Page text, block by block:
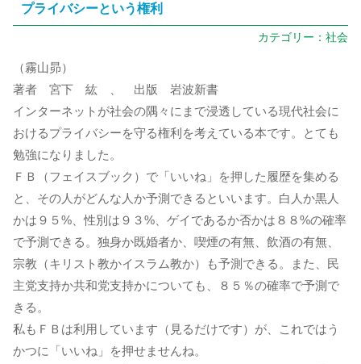
プライバシーという権利
カテゴリー： 社会
（霧山昴）
著者 宮下 紘 、 出版 岩波新書
インターネットが社会の隅々にまで浸透している現代社会に
おけるプライバシーを守る権利を考えている本です。とても
勉強になりました。
ＦＢ（フェイスブック）で「いいね」を押した履歴を集める
と、その人がどんな人か予測できるといいます。白人か黒人
かは９５%、性別は９３%、ゲイであるか否かは８８%の確率
で予測できる。独身か既婚者か、喫煙の有無、飲酒の有無、
宗教（キリスト教かイスラム教か）も予測できる。また、民
主党支持か共和党支持かについても、８５％の確率で予測で
きる。
私もＦＢは利用しています（見るだけです）が、これではう
かつに「いいね」を押せませんね。